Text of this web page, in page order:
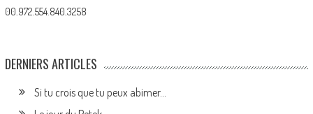
00.972.554.840.3258
DERNIERS ARTICLES
Si tu crois que tu peux abimer…